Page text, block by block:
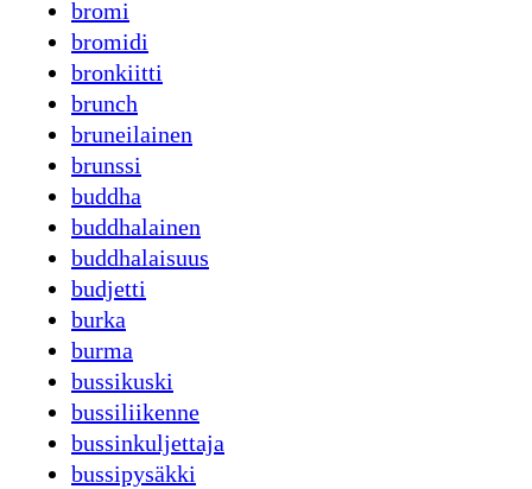
bromi
bromidi
bronkiitti
brunch
bruneilainen
brunssi
buddha
buddhalainen
buddhalaisuus
budjetti
burka
burma
bussikuski
bussiliikenne
bussinkuljettaja
bussipysäkki